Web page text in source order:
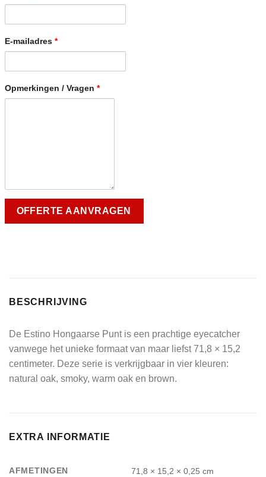
E-mailadres *
Opmerkingen / Vragen *
BESCHRIJVING
De Estino Hongaarse Punt is een prachtige eyecatcher
vanwege het unieke formaat van maar liefst 71,8 × 15,2
centimeter. Deze serie is verkrijgbaar in vier kleuren:
natural oak, smoky, warm oak en brown.
EXTRA INFORMATIE
AFMETINGEN 71,8 × 15,2 × 0,25 cm